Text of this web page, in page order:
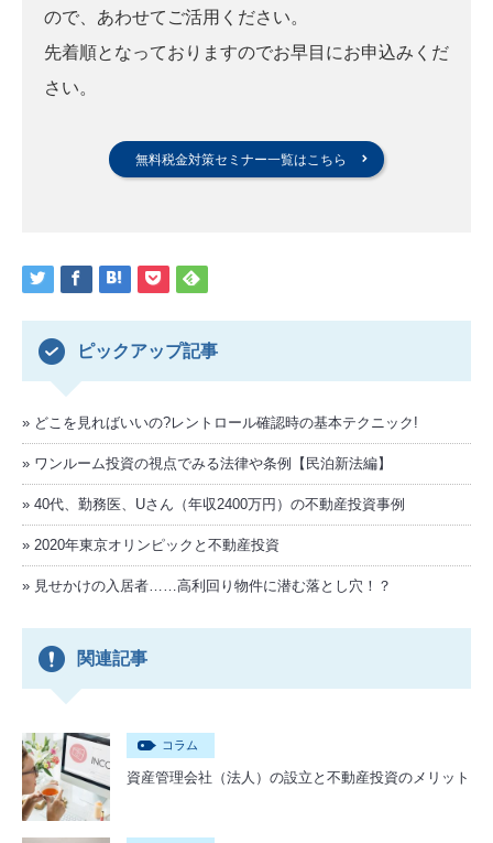
ので、あわせてご活用ください。
先着順となっておりますのでお早目にお申込みくだ
さい。
無料税金対策セミナー一覧はこちら
ピックアップ記事
どこを見ればいいの?レントロール確認時の基本テクニック!
ワンルーム投資の視点でみる法律や条例【民泊新法編】
40代、勤務医、Uさん（年収2400万円）の不動産投資事例
2020年東京オリンピックと不動産投資
見せかけの入居者……高利回り物件に潜む落とし穴！？
関連記事
コラム
資産管理会社（法人）の設立と不動産投資のメリット